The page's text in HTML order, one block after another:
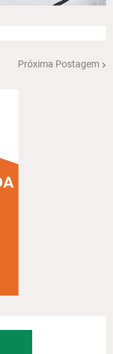
Próxima Postagem